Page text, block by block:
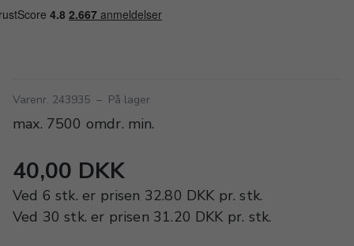
Varenr. 243935 – På lager
max. 7500 omdr. min.
40,00 DKK
Ved 6 stk. er prisen 32.80 DKK pr.stk.
Ved 30 stk. er prisen 31.20 DKK pr. stk.